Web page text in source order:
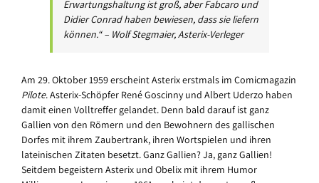
Erwartungshaltung ist groß, aber Fabcaro und
Didier Conrad haben bewiesen, dass sie liefern
können.“ – Wolf Stegmaier, Asterix-Verleger
Am 29. Oktober 1959 erscheint Asterix erstmals im Comicmagazin
Pilote. Asterix-Schöpfer René Goscinny und Albert Uderzo haben
damit einen Volltreffer gelandet. Denn bald darauf ist ganz
Gallien von den Römern und den Bewohnern des gallischen
Dorfes mit ihrem Zaubertrank, ihren Wortspielen und ihren
lateinischen Zitaten besetzt. Ganz Gallien? Ja, ganz Gallien!
Seitdem begeistern Asterix und Obelix mit ihrem Humor